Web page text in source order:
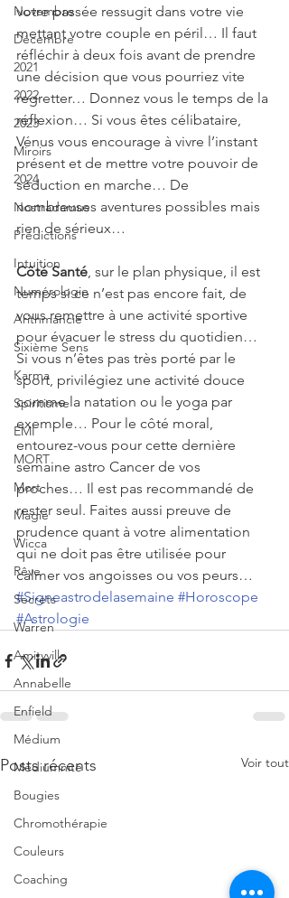
Novembre
Décembre
2021
2022
2023
Miroirs
2024
Nostradamus
Prédictions
Intuition
Numérologie
Arithmancie
Sixième Sens
Karma
Spiritisme
EMI
MORT
Mort
Magie
Wicca
Rêve
Secrets
Warren
Amityville
Annabelle
Enfield
Médium
Médiumnité
Bougies
Chromothérapie
Couleurs
Coaching
votre passée ressugit dans votre vie
mettant votre couple en péril… Il faut
réfléchir à deux fois avant de prendre
une décision que vous pourriez vite
regretter… Donnez vous le temps de la
réflexion… Si vous êtes célibataire,
Vénus vous encourage à vivre l’instant
présent et de mettre votre pouvoir de
séduction en marche… De
nombreuses aventures possibles mais
rien de sérieux…
Côté Santé, sur le plan physique, il est
temps si ce n’est pas encore fait, de
vous remettre à une activité sportive
pour évacuer le stress du quotidien…
Si vous n’êtes pas très porté par le
sport, privilégiez une activité douce
comme la natation ou le yoga par
exemple… Pour le côté moral,
entourez-vous pour cette dernière
semaine astro Cancer de vos
proches… Il est pas recommandé de
rester seul. Faites aussi preuve de
prudence quant à votre alimentation
qui ne doit pas être utilisée pour
calmer vos angoisses ou vos peurs…
#Signeastrodelasemaine #Horoscope
#Astrologie
Posts récents Voir tout